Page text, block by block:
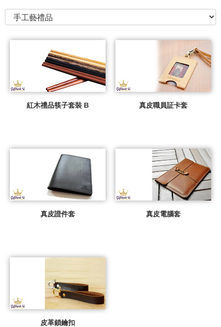
紅木禮品筷子套裝 B 真皮職員証卡套
真皮證件套 真皮電腦套
皮革鎖鑰扣